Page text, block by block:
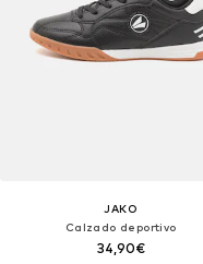
JAKO
Calzado deportivo
34,90€